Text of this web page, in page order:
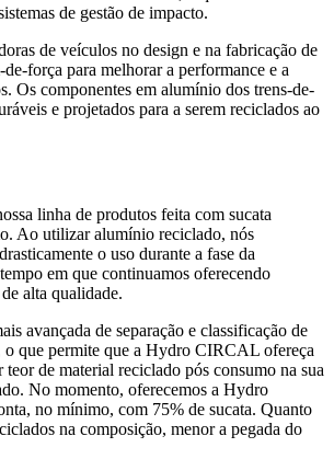
de gestão de impacto.
de veículos no design e na fabricação de
força para melhorar a performance e a
Os componentes em alumínio dos trens-de-
e projetados para a serem reciclados ao
linha de produtos feita com sucata
Ao utilizar alumínio reciclado, nós
o uso durante a fase da
em que continuamos oferecendo
alta qualidade.
avançada de separação e classificação de
que permite que a Hydro CIRCAL ofereça
de material reciclado pós consumo na sua
No momento, oferecemos a Hydro
no mínimo, com 75% de sucata. Quanto
na composição, menor a pegada do